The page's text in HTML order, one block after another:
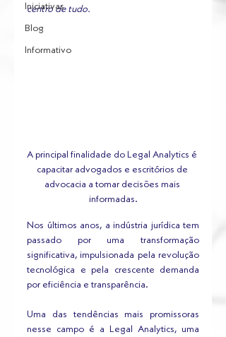
Iniciativas
Blog
Informativo
centro de tudo.
A principal finalidade do Legal Analytics é
capacitar advogados e escritórios de
advocacia a tomar decisões mais
informadas.
Nos últimos anos, a indústria jurídica tem
passado por uma transformação
significativa, impulsionada pela revolução
tecnológica e pela crescente demanda
por eficiência e transparência.
Uma das tendências mais promissoras
nesse campo é a Legal Analytics, uma